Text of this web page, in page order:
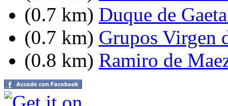
(0.7 km) Duque de
(0.7 km) Grupos Virgen
(0.8 km) Ramiro de